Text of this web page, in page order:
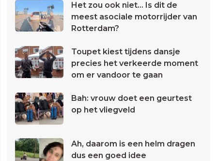
Het zou ook niet... Is dit de
meest asociale motorrijder van
Rotterdam?
Toupet kiest tijdens dansje
precies het verkeerde moment
om er vandoor te gaan
Bah: vrouw doet een geurtest
op het vliegveld
Ah, daarom is een helm dragen
dus een goed idee